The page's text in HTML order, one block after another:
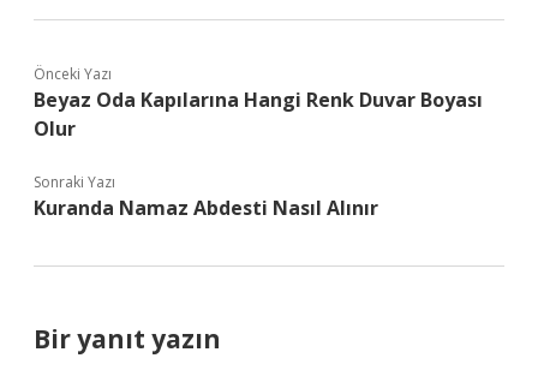
Önceki Yazı
Beyaz Oda Kapılarına Hangi Renk Duvar Boyası
Olur
Sonraki Yazı
Kuranda Namaz Abdesti Nasıl Alınır
Bir yanıt yazın